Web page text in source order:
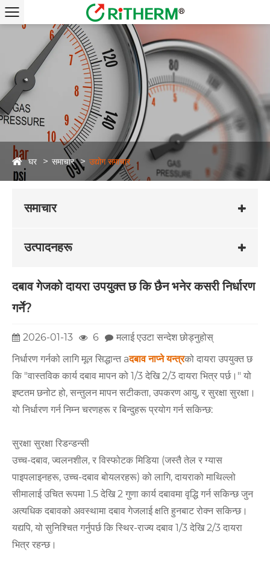
घर समाचार उद्योग समाचार
समाचार
उत्पादनहरू
दबाव गेजको दायरा उपयुक्त छ कि छैन भनेर कसरी निर्धारण
गर्ने?
2026-01-13 6
मलाई एउटा सन्देश छोड्नुहोस्
निर्धारण गर्नको लागि मूल सिद्धान्त aदबाव नाप्ने यन्त्रको दायरा उपयुक्त छ
कि "वास्तविक कार्य दबाव मापन को 1/3 देखि 2/3 दायरा भित्र पर्छ।" यो
इष्टतम छनोट हो, सन्तुलन मापन सटीकता, उपकरण आयु, र सुरक्षा सुरक्षा।
यो निर्धारण गर्न निम्न चरणहरू र बिन्दुहरू प्रयोग गर्न सकिन्छ:
सुरक्षा सुरक्षा रिडन्डन्सी
उच्च-दबाव, ज्वलनशील, र विस्फोटक मिडिया (जस्तै तेल र ग्यास
पाइपलाइनहरू, उच्च-दबाव बोयलरहरू) को लागि, दायराको माथिल्लो
सीमालाई उचित रूपमा 1.5 देखि 2 गुणा कार्य दबावमा वृद्धि गर्न सकिन्छ जुन
अत्यधिक दबावको अवस्थामा दबाव गेजलाई क्षति हुनबाट रोक्न सकिन्छ।
यद्यपि, यो सुनिश्चित गर्नुपर्छ कि स्थिर-राज्य दबाव 1/3 देखि 2/3 दायरा
भित्र रहन्छ।